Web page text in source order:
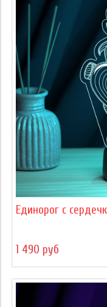
Единорог с
1 490 руб